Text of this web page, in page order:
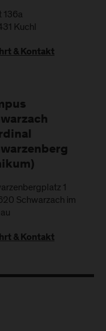
136a
Kuchl
& Kontakt
1
Schwarzach im
& Kontakt